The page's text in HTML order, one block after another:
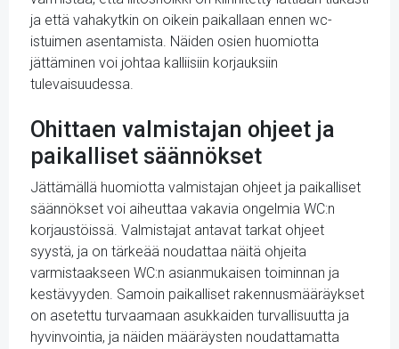
ja että vahakytkin on oikein paikallaan ennen wc-
istuimen asentamista. Näiden osien huomiotta
jättäminen voi johtaa kalliisiin korjauksiin
tulevaisuudessa.
Ohittaen valmistajan ohjeet ja
paikalliset säännökset
Jättämällä huomiotta valmistajan ohjeet ja paikalliset
säännökset voi aiheuttaa vakavia ongelmia WC:n
korjaustöissä. Valmistajat antavat tarkat ohjeet
syystä, ja on tärkeää noudattaa näitä ohjeita
varmistaakseen WC:n asianmukaisen toiminnan ja
kestävyyden. Samoin paikalliset rakennusmääräykset
on asetettu turvaamaan asukkaiden turvallisuutta ja
hyvinvointia, ja näiden määräysten noudattamatta